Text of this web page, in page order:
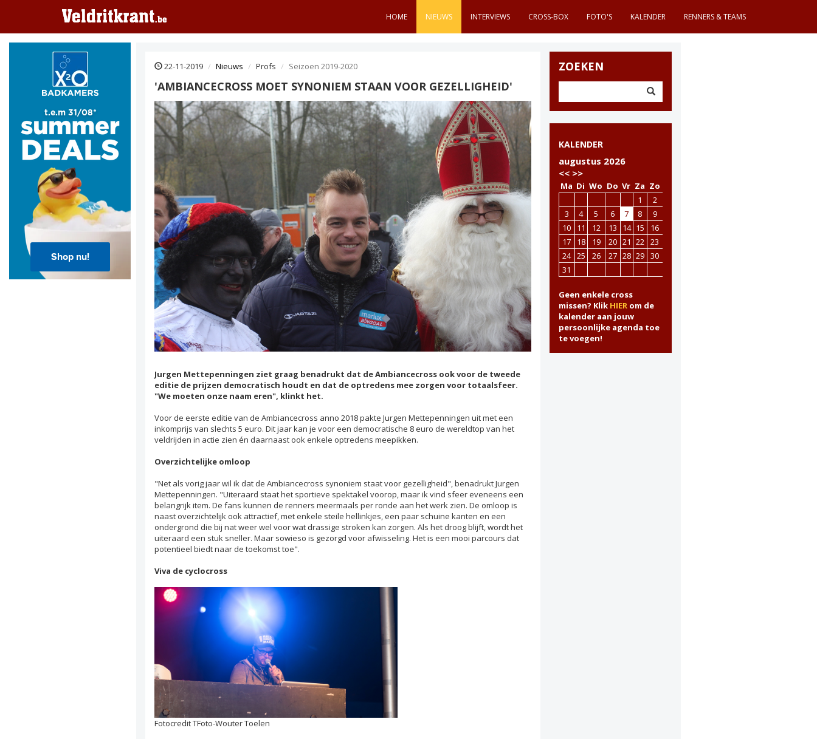
HOME NIEUWS INTERVIEWS CROSS-BOX FOTO'S KALENDER RENNERS & TEAMS
22-11-2019 Nieuws Profs Seizoen 2019-2020
'AMBIANCECROSS MOET SYNONIEM STAAN VOOR GEZELLIGHEID'
Jurgen Mettepenningen ziet graag benadrukt dat de Ambiancecross ook voor de tweede
editie de prijzen democratisch houdt en dat de optredens mee zorgen voor totaalsfeer.
"We moeten onze naam eren", klinkt het.
Voor de eerste editie van de Ambiancecross anno 2018 pakte Jurgen Mettepenningen uit met een
inkomprijs van slechts 5 euro. Dit jaar kan je voor een democratische 8 euro de wereldtop van het
veldrijden in actie zien én daarnaast ook enkele optredens meepikken.
Overzichtelijke omloop
"Net als vorig jaar wil ik dat de Ambiancecross synoniem staat voor gezelligheid", benadrukt Jurgen
Mettepenningen. "Uiteraard staat het sportieve spektakel voorop, maar ik vind sfeer eveneens een
belangrijk item. De fans kunnen de renners meermaals per ronde aan het werk zien. De omloop is
naast overzichtelijk ook attractief, met enkele steile hellinkjes, een paar schuine kanten en een
ondergrond die bij nat weer wel voor wat drassige stroken kan zorgen. Als het droog blijft, wordt het
uiteraard een stuk sneller. Maar sowieso is gezorgd voor afwisseling. Het is een mooi parcours dat
potentieel biedt naar de toekomst toe".
Viva de cyclocross
Fotocredit TFoto-Wouter Toelen
ZOEKEN
KALENDER
augustus 2026
<< >>
Ma Di Wo Do Vr Za Zo
1
2
3
4 5 6 7 8
9
10
11 12 13 14 15
16
17
18 19 20 21 22 23
24 25 26 27 28 29 30
31
Geen enkele cross
missen? Klik HIERom de
kalender aan jouw
persoonlijke agenda toe
te voegen!